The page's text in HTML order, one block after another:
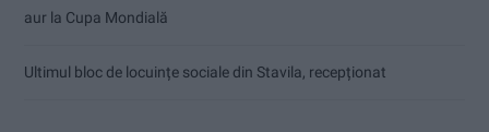
aur la Cupa Mondială
Ultimul bloc de locuințe sociale din Stavila, recepționat